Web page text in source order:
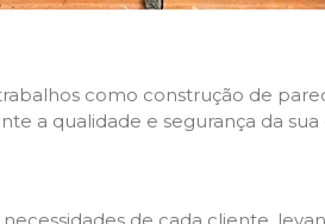
como construção de
a qualidade e segurança da sua